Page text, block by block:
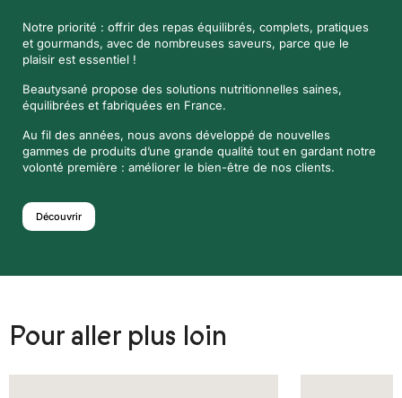
Notre priorité : offrir des repas équilibrés, complets, pratiques
et gourmands, avec de nombreuses saveurs, parce que le
plaisir est essentiel !
Beautysané propose des solutions nutritionnelles saines,
équilibrées et fabriquées en France.
Au fil des années, nous avons développé de nouvelles
gammes de produits d’une grande qualité tout en gardant notre
volonté première : améliorer le bien-être de nos clients.
Découvrir
Pour aller plus loin